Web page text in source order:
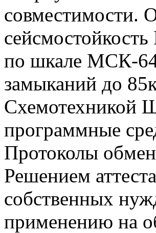
совместимости.
по шкале МСК-64
замыканий до
Схемотехникой
программные
Протоколы
Решением
собственных
применению на